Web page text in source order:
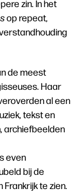
zin. In het
op repeat,
de meest
Haar
al een
tekst en
archiefbeelden
even
bij de
te zien.